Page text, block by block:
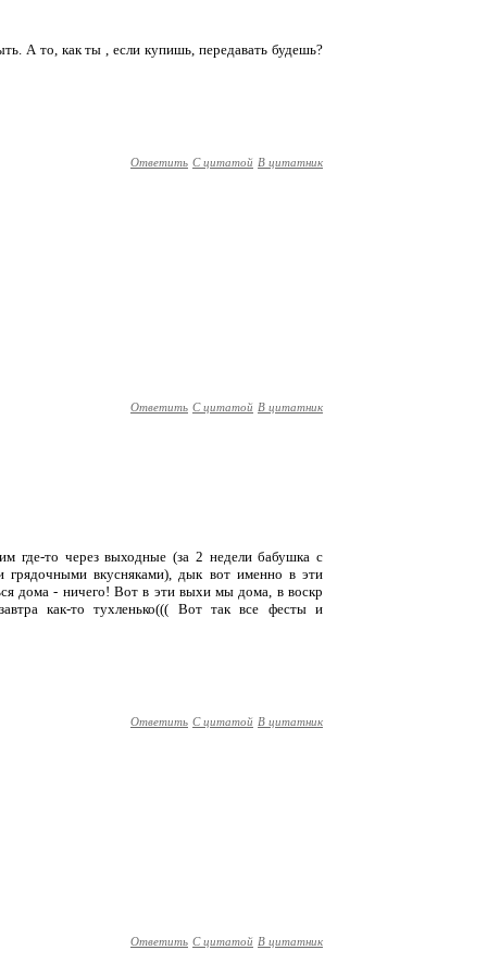
А то, как ты , если купишь, передавать будешь?
Ответить С цитатой В цитатник
Ответить С цитатой В цитатник
где-то через выходные (за 2 недели бабушка с
грядочными вкусняками), дык вот именно в эти
дома - ничего! Вот в эти выхи мы дома, в воскр
как-то тухленько((( Вот так все фесты и
Ответить С цитатой В цитатник
Ответить С цитатой В цитатник